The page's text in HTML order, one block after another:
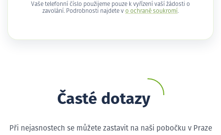
Vaše telefonní číslo použijeme pouze k vyřízení vaší žádosti o
zavolání. Podrobnosti najdete v o ochraně soukromí .
Časté dotazy
Při nejasnostech se můžete zastavit na naši pobočku v Praze